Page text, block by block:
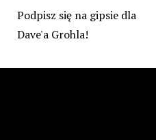
Podpisz się na gipsie dla
Dave'a Grohla!